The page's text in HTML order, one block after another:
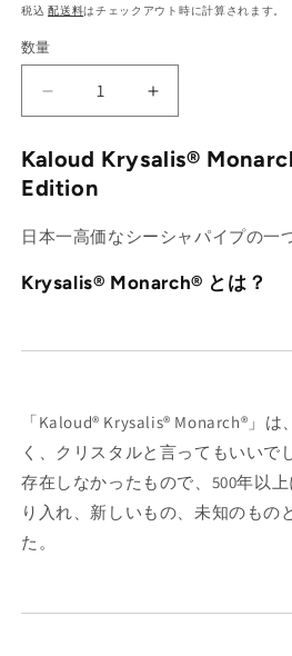
く
税込配送料はチェックアウト時に計算されます。
数量
Kaloud
Krysalis®
Monarch®
Hayat®
Edition
数
を
ら
Kaloud
Krysalis®
Monarch®
Hayat®
数
や
Kaloud Krysalis®
Edition
日本一高価なシーシャパイプの一つ
Krysalis® Monarch® とは？
「Kaloud® Krysalis® Monarch®」
く、クリスタルと言ってもいいで
存在しなかったもので、500年以
り入れ、新しいもの、未知のもの
た。